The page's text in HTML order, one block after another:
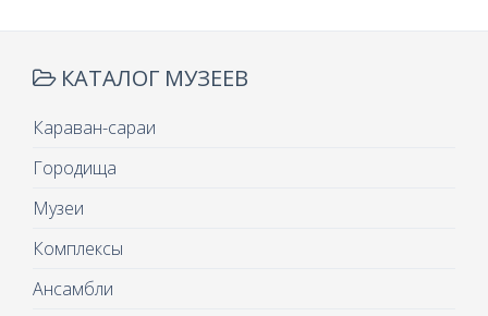
КАТАЛОГ МУЗЕЕВ
Караван-сараи
Городища
Музеи
Комплексы
Ансамбли